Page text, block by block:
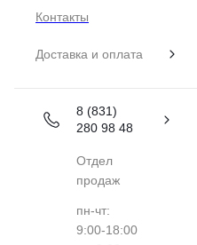
Контакты
Доставка и оплата
8 (831)
280 98 48
Отдел
продаж
пн-чт:
9:00-18:00